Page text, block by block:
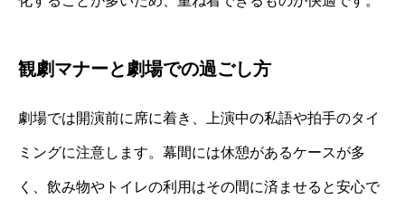
観劇マナーと劇場での過ごし方
劇場では開演前に席に着き、上演中の私語や拍手のタイ
ミングに注意します。幕間には休憩があるケースが多
く、飲み物やトイレの利用はその間に済ませると安心で